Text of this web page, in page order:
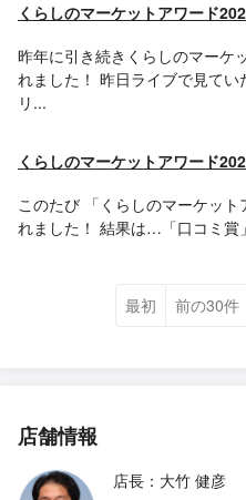
くらしのマーケットアワード
昨年に引き続きくらしのマーケ
れました！ 昨日ライブで見て
リ...
くらしのマーケットアワード
このたび 「くらしのマーケッ
れました！ 結果は…「口コミ賞
最初 前の30件
店舗情報
店長：大竹 健彦